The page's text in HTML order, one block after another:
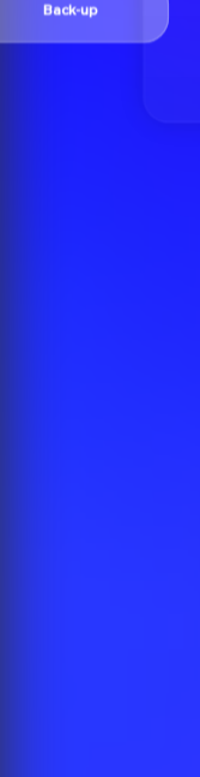
Back-up